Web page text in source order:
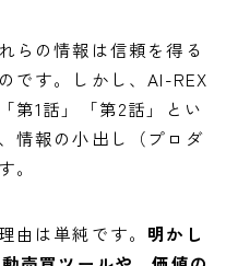
らの情報は信頼を得る
です。しかし、AI-REX
第1話」「第2話」とい
情報の小出し（プロダ
。
由は単純です。 明かし